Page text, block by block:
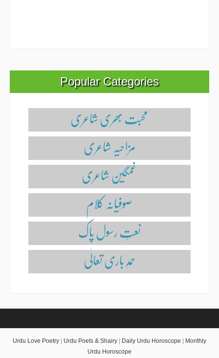
Popular Categories
محبت بھری شاعری
مزاحیہ شاعری
غمگین شاعری
صوفیانہ کلام
نعتِ رسول پاک
حمدِ باری تعالٰی
Urdu Love Poetry Urdu Poets & Shairy Daily Urdu Horoscope
Monthly
Urdu Horoscope